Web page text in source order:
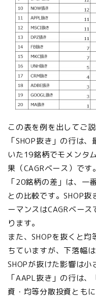
この表を例を出してご説
「SHOP抜き」の行は
いた19銘柄でモメンタ
果（CAGRベース）です。
「20銘柄の差」は、一
との比較です。SHOP
ーマンスはCAGRベー
ります。
また、SHOPを抜くと
ちていますが、下落幅
SHOPが抜けた影響は小
「AAPL抜き」の行は
資・均等分散投資とも